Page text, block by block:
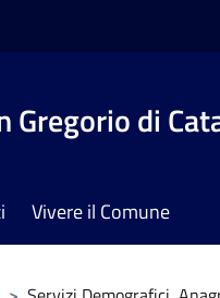
Gregorio di
Vivere il Comune